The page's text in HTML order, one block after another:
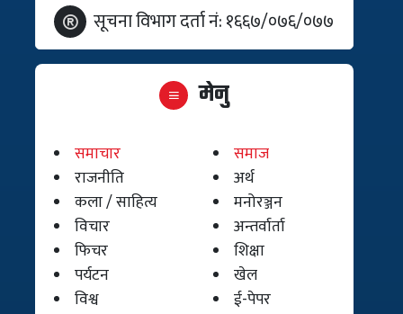
सूचना विभाग दर्ता नं: १६६७/०७६/०७७
मेनु
समाचार
समाज
राजनीति
अर्थ
कला / साहित्य
मनोरञ्जन
विचार
अन्तर्वार्ता
फिचर
शिक्षा
पर्यटन
खेल
विश्व
ई-पेपर